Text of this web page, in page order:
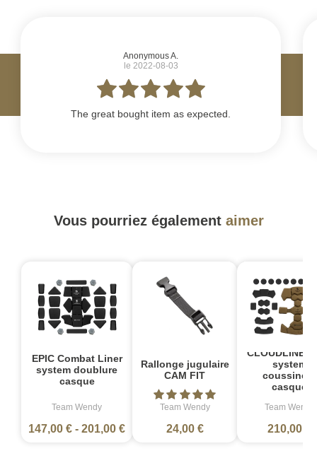
Anonymous A.
le 2022-08-03
The great bought item as expected.
Vous pourriez également aimer
EPIC Combat Liner
system doublure
casque
Team Wendy
147,00 € - 201,00 €
Rallonge jugulaire
CAM FIT
Team Wendy
24,00 €
CLOUDLINE
system
coussinets
casque
Team Wendy
210,00 €